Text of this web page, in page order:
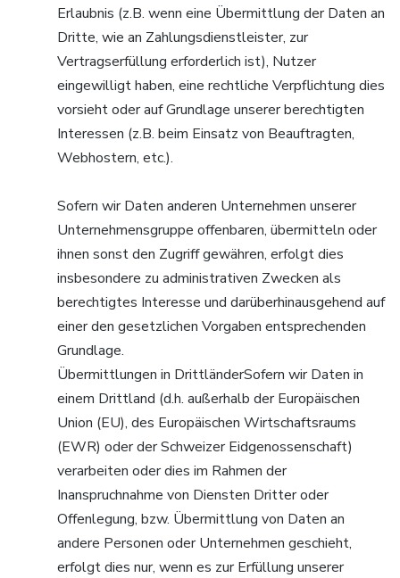
Erlaubnis (z.B. wenn eine Übermittlung der Daten an
Dritte, wie an Zahlungsdienstleister, zur
Vertragserfüllung erforderlich ist), Nutzer
eingewilligt haben, eine rechtliche Verpflichtung dies
vorsieht oder auf Grundlage unserer berechtigten
Interessen (z.B. beim Einsatz von Beauftragten,
Webhostern, etc.).
Sofern wir Daten anderen Unternehmen unserer
Unternehmensgruppe offenbaren, übermitteln oder
ihnen sonst den Zugriff gewähren, erfolgt dies
insbesondere zu administrativen Zwecken als
berechtigtes Interesse und darüberhinausgehend auf
einer den gesetzlichen Vorgaben entsprechenden
Grundlage.
Übermittlungen in DrittländerSofern wir Daten in
einem Drittland (d.h. außerhalb der Europäischen
Union (EU), des Europäischen Wirtschaftsraums
(EWR) oder der Schweizer Eidgenossenschaft)
verarbeiten oder dies im Rahmen der
Inanspruchnahme von Diensten Dritter oder
Offenlegung, bzw. Übermittlung von Daten an
andere Personen oder Unternehmen geschieht,
erfolgt dies nur, wenn es zur Erfüllung unserer